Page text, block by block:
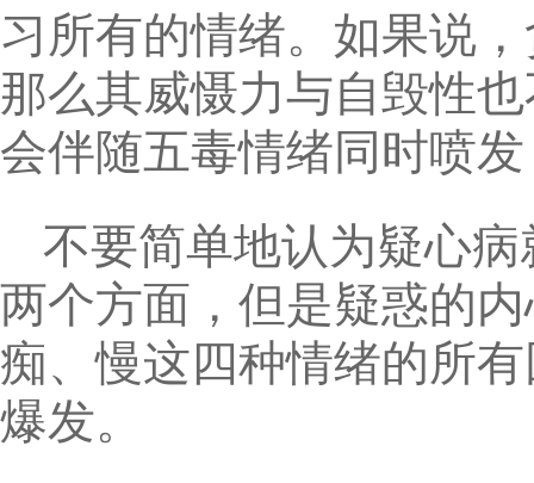
习所有的情绪。如果说
那么其威慑力与自毁性
会伴随五毒情绪同时喷
不要简单地认为疑心
两个方面，但是疑惑的
痴、慢这四种情绪的所
爆发。